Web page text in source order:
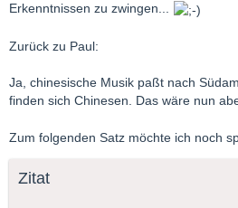
Weiter will ich nichts mehr hierzu
Erkenntnissen zu zwingen...
Zurück zu Paul:
Ja, chinesische Musik paßt nach
finden sich Chinesen. Das wäre nun
Zum folgenden Satz möchte ich noch
Zitat